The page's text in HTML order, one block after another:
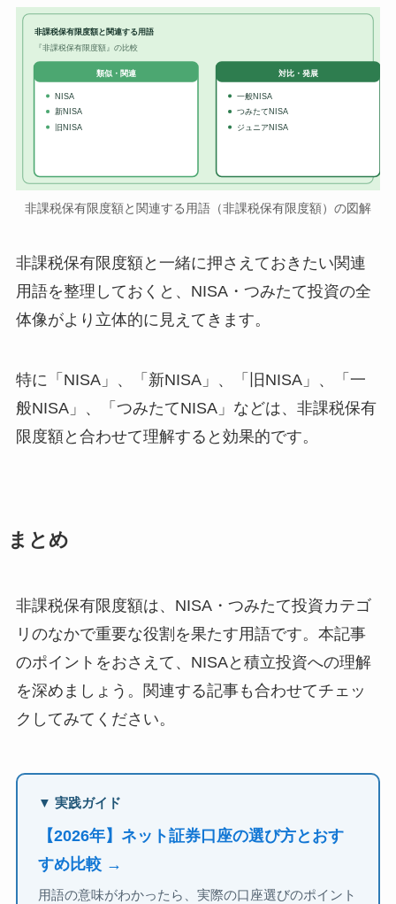
非課税保有限度額と関連する用語
『非課税保有限度額』の比較
類似・関連
NISA
新NISA
旧NISA
対比・発展
一般NISA
つみたてNISA
ジュニアNISA
非課税保有限度額と関連する用語（非課税保有限度額）の図解
非課税保有限度額と一緒に押さえておきたい関連
用語を整理しておくと、NISA・つみたて投資の全
体像がより立体的に見えてきます。
特に「NISA」、「新NISA」、「旧NISA」、「一
般NISA」、「つみたてNISA」などは、非課税保有
限度額と合わせて理解すると効果的です。
まとめ
非課税保有限度額は、NISA・つみたて投資カテゴ
リのなかで重要な役割を果たす用語です。本記事
のポイントをおさえて、NISAと積立投資への理解
を深めましょう。関連する記事も合わせてチェッ
クしてみてください。
▼ 実践ガイド
【2026年】ネット証券口座の選び方とおす
すめ比較 →
用語の意味がわかったら、実際の口座選びのポイント